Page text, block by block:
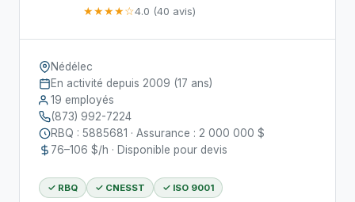
★★★★☆4.0 (40 avis)
Nédélec
En activité depuis 2009 (17 ans)
19 employés
(873) 992-7224
RBQ : 5885681 · Assurance : 2 000 000 $
76–106 $/h · Disponible pour devis
✓ RBQ ✓ CNESST ✓ ISO 9001